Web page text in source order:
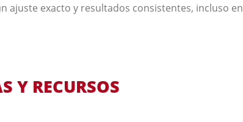
ajuste exacto y resultados consistentes, incluso en
Y RECURSOS